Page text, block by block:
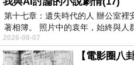
第十七章：遺失時代的人 辦公室裡
著相簿。 照片中的袁年，始終與人
2026-08-07